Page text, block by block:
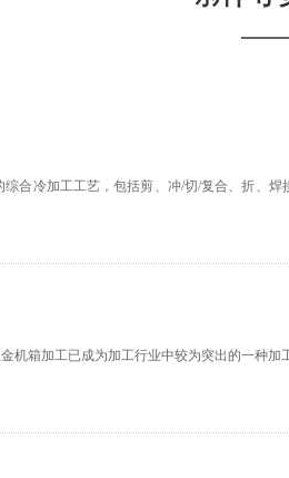
合冷加工工艺，包括剪、冲/切/复合、折、
机箱加工已成为加工行业中较为突出的一种